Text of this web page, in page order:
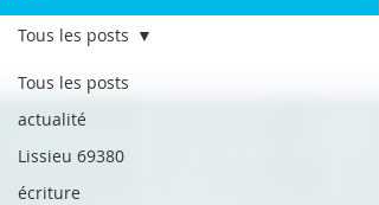
Tous les posts
actualité
Lissieu 69380
écriture
Tous les posts